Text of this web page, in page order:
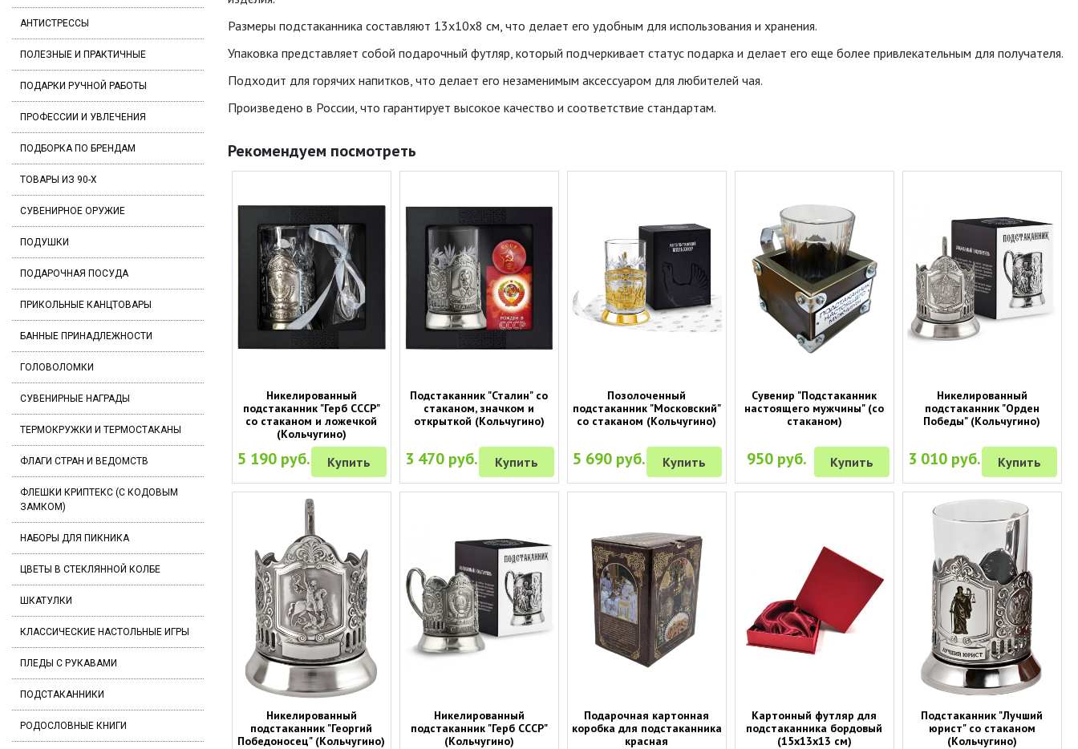
АНТИСТРЕССЫ
ПОЛЕЗНЫЕ И ПРАКТИЧНЫЕ
ПОДАРКИ РУЧНОЙ РАБОТЫ
ПРОФЕССИИ И УВЛЕЧЕНИЯ
ПОДБОРКА ПО БРЕНДАМ
ТОВАРЫ ИЗ 90-Х
СУВЕНИРНОЕ ОРУЖИЕ
ПОДУШКИ
ПОДАРОЧНАЯ ПОСУДА
ПРИКОЛЬНЫЕ КАНЦТОВАРЫ
БАННЫЕ ПРИНАДЛЕЖНОСТИ
ГОЛОВОЛОМКИ
СУВЕНИРНЫЕ НАГРАДЫ
ТЕРМОКРУЖКИ И ТЕРМОСТАКАНЫ
ФЛАГИ СТРАН И ВЕДОМСТВ
ФЛЕШКИ КРИПТЕКС (С КОДОВЫМ
ЗАМКОМ)
НАБОРЫ ДЛЯ ПИКНИКА
ЦВЕТЫ В СТЕКЛЯННОЙ КОЛБЕ
ШКАТУЛКИ
КЛАССИЧЕСКИЕ НАСТОЛЬНЫЕ ИГРЫ
ПЛЕДЫ С РУКАВАМИ
ПОДСТАКАННИКИ
РОДОСЛОВНЫЕ КНИГИ
Размеры подстаканника составляют 13x10x8 см, что делает его удобным для использования и хранения.
Упаковка представляет собой подарочный футляр, который подчеркивает статус подарка и делает его еще более привлекательным для получателя.
Подходит для горячих напитков, что делает его незаменимым аксессуаром для любителей чая.
Произведено в России, что гарантирует высокое качество и соответствие стандартам.
Рекомендуем посмотреть
Никелированный
подстаканник "Герб СССР"
со стаканом и ложечкой
(Кольчугино)
5 190 руб. Купить
Подстаканник "Сталин" со
стаканом, значком и
открыткой (Кольчугино)
3 470 руб. Купить
Позолоченный
подстаканник "Московский"
со стаканом (Кольчугино)
5 690 руб. Купить
Сувенир "Подстаканник
настоящего мужчины" (со
стаканом)
950 руб. Купить
Никелированный
подстаканник "Орден
Победы" (Кольчугино)
3 010 руб. Купить
Никелированный
подстаканник "Георгий
Победоносец" (Кольчугино)
Никелированный
подстаканник "Герб СССР"
(Кольчугино)
Подарочная картонная
коробка для подстаканника
красная
Картонный футляр для
подстаканника бордовый
(15х13х13 см)
Подстаканник "Лучший
юрист" со стаканом
(Кольчугино)